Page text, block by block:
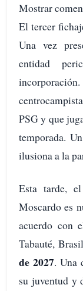
Mostrar
El tercer
Una vez
entidad
PSG y que
temporada.
ilusiona a la
Esta tarde,
Moscardo es
acuerdo con
Tabauté,
de 2027. Una
su juventud y